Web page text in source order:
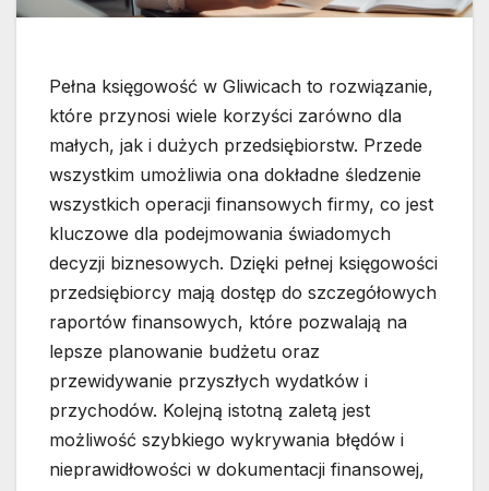
Pełna księgowość w Gliwicach to rozwiązanie,
które przynosi wiele korzyści zarówno dla
małych, jak i dużych przedsiębiorstw. Przede
wszystkim umożliwia ona dokładne śledzenie
wszystkich operacji finansowych firmy, co jest
kluczowe dla podejmowania świadomych
decyzji biznesowych. Dzięki pełnej księgowości
przedsiębiorcy mają dostęp do szczegółowych
raportów finansowych, które pozwalają na
lepsze planowanie budżetu oraz
przewidywanie przyszłych wydatków i
przychodów. Kolejną istotną zaletą jest
możliwość szybkiego wykrywania błędów i
nieprawidłowości w dokumentacji finansowej,